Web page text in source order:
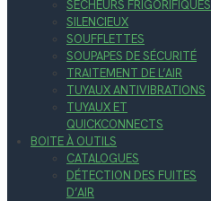
SÉCHEURS FRIGORIFIQUES
SILENCIEUX
SOUFFLETTES
SOUPAPES DE SÉCURITÉ
TRAITEMENT DE L’AIR
TUYAUX ANTIVIBRATIONS
TUYAUX ET
QUICKCONNECTS
BOITE À OUTILS
CATALOGUES
DÉTECTION DES FUITES
D’AIR